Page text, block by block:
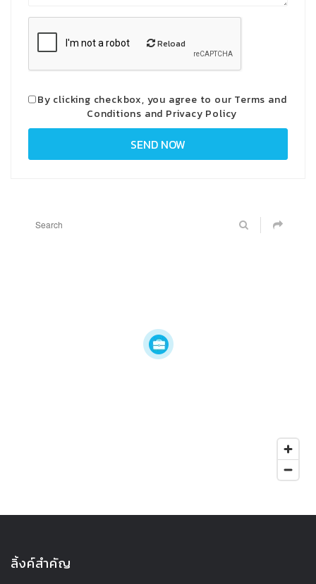
Reload
By clicking checkbox, you agree to our Terms and
Conditions and Privacy Policy
ลิ้งค์สำคัญ